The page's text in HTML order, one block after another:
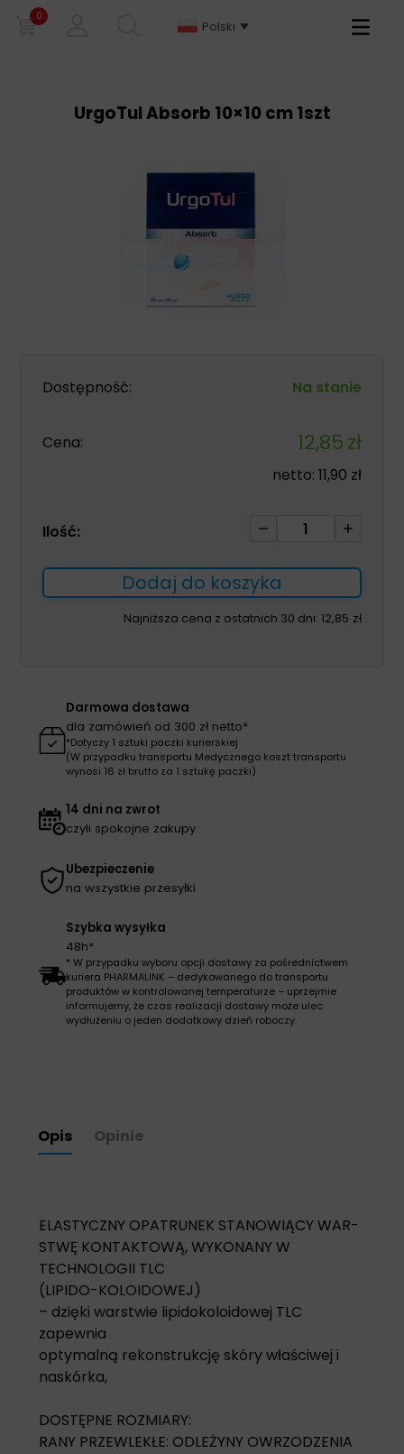
0
Polski
Primary
UrgoTul Absorb 10×10 cm 1szt
Dostępność: Na stanie
Cena: 12,85zł
netto: 11,90 zł
Ilość:
ilość
Absorb
10x10
cm
Dodaj do koszyka
Najniższa cena z ostatnich 30 dni: 12,85 zł
Darmowa dostawa
dla zamówień od 300 zł netto*
*Dotyczy 1 sztuki paczki kurierskiej
(W przypadku transportu Medycznego koszt transportu
wynosi 16 zł brutto za 1 sztukę paczki)
14 dni na zwrot
czyli spokojne zakupy
Ubezpieczenie
na wszystkie przesyłki
Szybka wysyłka
48h*
* W przypadku wyboru opcji dostawy za pośrednictwem
kuriera PHARMALINK – dedykowanego do transportu
produktów w kontrolowanej temperaturze – uprzejmie
informujemy, że czas realizacji dostawy może ulec
wydłużeniu o jeden dodatkowy dzień roboczy.
Opis Opinie
ELASTYCZNY OPATRUNEK STANOWIĄCY WAR-
STWĘ KONTAKTOWĄ, WYKONANY W
TECHNOLOGII TLC
(LIPIDO-KOLOIDOWEJ)
– dzięki warstwie lipidokoloidowej TLC
zapewnia
optymalną rekonstrukcję skóry właściwej i
naskórka,
DOSTĘPNE ROZMIARY:
RANY PRZEWLEKŁE: ODLEŻYNY OWRZODZENIA